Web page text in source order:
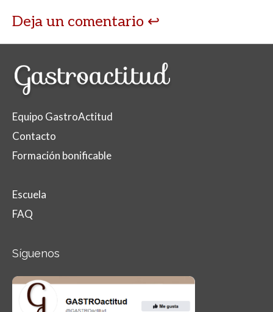
Deja un comentario
Equipo GastroActitud
Contacto
Formación bonificable
Escuela
FAQ
Síguenos